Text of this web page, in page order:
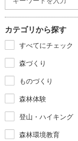
カテゴリから探す
すべてにチェック
森づくり
ものづくり
森林体験
登山・ハイキング
森林環境教育